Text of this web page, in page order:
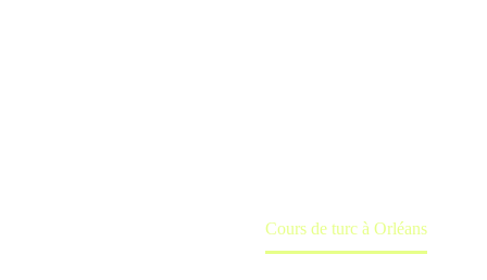
Cours de turc à Orléans